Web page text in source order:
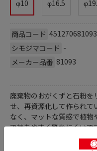
φ10 φ16.5
商品コード
シモジマコード -
メーカー品番 81093
廃棄物のおがくずと石粉を
せ、再資源化して作られて
なく、マットな質感で植
で持ちやすく割れにくい